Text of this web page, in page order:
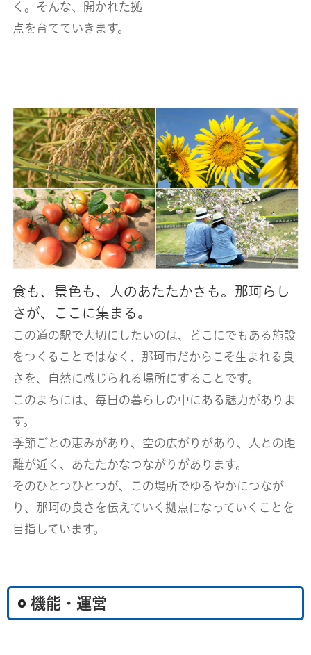
く。 そんな、開かれた拠
点を育てていきます。
食も、景色も、人のあたたかさも。那珂らし
さが、ここに集まる。
この道の駅で大切にしたいのは、どこにでもある施設
をつくることではなく、那珂市だからこそ生まれる良
さを、自然に感じられる場所にすることです。
このまちには、毎日の暮らしの中にある魅力がありま
す。
季節ごとの恵みがあり、空の広がりがあり、人との距
離が近く、あたたかなつながりがあります。
そのひとつひとつが、この場所でゆるやかにつなが
り、那珂の良さを伝えていく拠点になっていくことを
目指しています。
機能・運営